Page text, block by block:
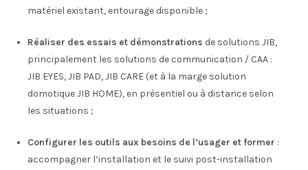
matériel existant, entourage disponible ;
Réaliser des essais et démonstrations de solutions JIB,
principalement les solutions de communication / CAA :
JIB EYES, JIB PAD, JIB CARE (et à la marge solution
domotique JIB HOME), en présentiel ou à distance selon
les situations ;
Configurer les outils aux besoins de l’usager et former :
accompagner l’installation et le suivi post-installation